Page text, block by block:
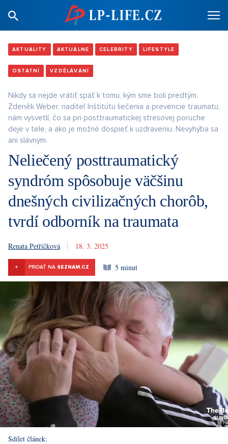
AKTUALITY AKTUÁLNE CELEBRITY LIFESTYLE
OSTATNÍ VZDĚLÁVÁNÍ
Nikdy sa nejde vrátiť späť k tomu, kým sme boli predtým.
Zdeněk Weber, riaditeľ Inštitútu liečenia a prevencie traumatu,
nám vysvetlí, čo sa pri posttraumatickej stresovej poruche
deje v tele, a ako je možné dospieť k uzdraveniu. Nevyhýba sa
ani slávnym.
Neliečený posttraumatický
syndróm spôsobuje väčšinu
dnešných civilizačných chorôb,
tvrdí odborník na traumata
Renata Petříčková 18. 3. 2025
+ PRIDAŤ NA SEZNAM.CZ 5 minut
Sdílet článek: